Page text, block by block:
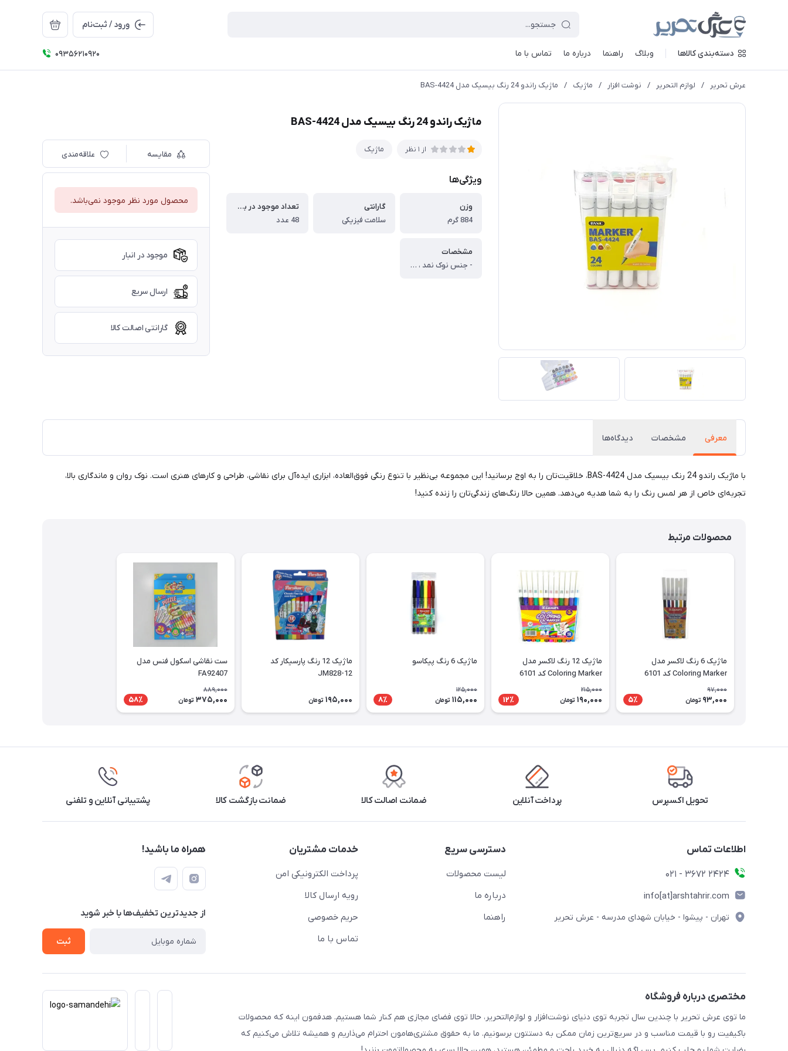
ورود / ثبت‌نام
دسته‌بندی کالاها وبلاگ راهنما درباره ما تماس با ما 09356210920
عرش تحریر / لوازم التحریر / نوشت افزار / ماژیک / ماژیک راندو 24 رنگ بیسیک مدل BAS-4424
ماژیک راندو 24 رنگ بیسیک مدل BAS-4424
از 1 نظر ماژیک
ویژگی‌ها
وزن
884 گرم
گارانتی
سلامت فیزیکی
تعداد موجود در بسته
48 عدد
مشخصات
- جنس نوک نمد ، سایر توضیحات ، - دارای یک سر تخت و یک سر براش ، - نوع ماژیک دو سر ، - نوع نوک تخت
مقایسه علاقه‌مندی
محصول مورد نظر موجود نمی‌باشد.
موجود در انبار
ارسال سریع
گارانتی اصالت کالا
معرفی مشخصات دیدگاه‌ها
با ماژیک راندو 24 رنگ بیسیک مدل BAS-4424، خلاقیت‌تان را به اوج برسانید! این مجموعه بی‌نظیر با تنوع رنگی فوق‌العاده، ابزاری ایده‌آل برای نقاشی، طراحی و کارهای هنری است. نوک روان و ماندگاری بالا،
تجربه‌ای خاص از هر لمس رنگ را به شما هدیه می‌دهد. همین حالا رنگ‌های زندگی‌تان را زنده کنید!
محصولات مرتبط
ماژیک 6 رنگ لاکسر مدل
Coloring Marker کد 6101
97,000
93,000 تومان 5٪
ماژیک 12 رنگ لاکسر مدل
Coloring Marker کد 6101
215,000
190,000 تومان 12٪
ماژیک 6 رنگ پیکاسو
125,000
115,000 تومان 8٪
ماژیک 12 رنگ پارسیکار کد
JM828-12
195,000 تومان
ست نقاشی اسکول فنس مدل
FA92407
889,000
375,000 تومان 58٪
تحویل اکسپرس پرداخت آنلاین ضمانت اصالت کالا ضمانت بازگشت کالا پشتیبانی آنلاین و تلفنی
اطلاعات تماس
2424 3672 - 021
info[at]arshtahrir.com
تهران - پیشوا - خیابان شهدای مدرسه - عرش تحریر
دسترسی سریع
لیست محصولات
درباره ما
راهنما
خدمات مشتریان
پرداخت الکترونیکی امن
رویه ارسال کالا
حریم خصوصی
تماس با ما
همراه ما باشید!
از جدید‌ترین تخفیف‌ها با‌ خبر شوید
ثبت
مختصری درباره فروشگاه
ما توی عرش تحریر با چندین سال تجربه توی دنیای نوشت‌افزار و لوازم‌التحریر، حالا توی فضای مجازی هم کنار شما هستیم. هدفمون اینه که محصولات
باکیفیت رو با قیمت مناسب و در سریع‌ترین زمان ممکن به دستتون برسونیم. ما به حقوق مشتری‌هامون احترام می‌ذاریم و همیشه تلاش می‌کنیم که